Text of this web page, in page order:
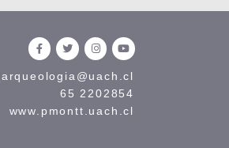
65 2202854
www.pmontt.uach.cl